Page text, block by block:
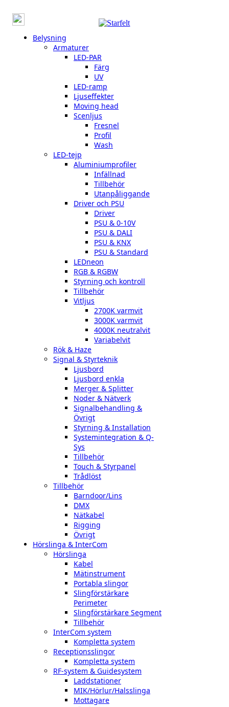
Belysning
Armaturer
LED-PAR
Färg
UV
LED-ramp
Ljuseffekter
Moving head
Scenljus
Fresnel
Profil
Wash
LED-tejp
Aluminiumprofiler
Infällnad
Tillbehör
Utanpåliggande
Driver och PSU
Driver
PSU & 0-10V
PSU & DALI
PSU & KNX
PSU & Standard
LEDneon
RGB & RGBW
Styrning och kontroll
Tillbehör
Vitljus
2700K varmvit
3000K varmvit
4000K neutralvit
Variabelvit
Rök & Haze
Signal & Styrteknik
Ljusbord
Ljusbord enkla
Merger & Splitter
Noder & Nätverk
Signalbehandling &
Övrigt
Styrning & Installation
Systemintegration & Q-
Sys
Tillbehör
Touch & Styrpanel
Trådlöst
Tillbehör
Barndoor/Lins
DMX
Nätkabel
Rigging
Övrigt
Hörslinga & InterCom
Hörslinga
Kabel
Mätinstrument
Portabla slingor
Slingförstärkare
Perimeter
Slingförstärkare Segment
Tillbehör
InterCom system
Kompletta system
Receptionsslingor
Kompletta system
RF-system & Guidesystem
Laddstationer
MIK/Hörlur/Halsslinga
Mottagare